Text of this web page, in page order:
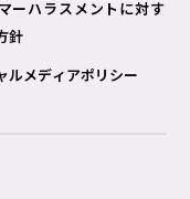
ーハラスメントに対す
針
ルメディアポリシー